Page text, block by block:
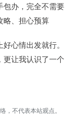
包办，完全不需要
略、担心预算
心情出发就行。
更让我认识了一个
，不代表本站观点。